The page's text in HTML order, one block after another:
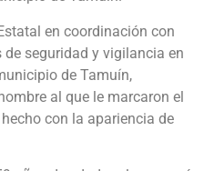
en coordinación con
de seguridad y vigilancia en
de Tamuín,
al que le marcaron el
con la apariencia de